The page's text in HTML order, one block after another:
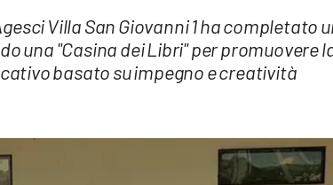
Villa San Giovanni 1 ha completato
una "Casina dei Libri" per promuovere
basato su impegno e creatività